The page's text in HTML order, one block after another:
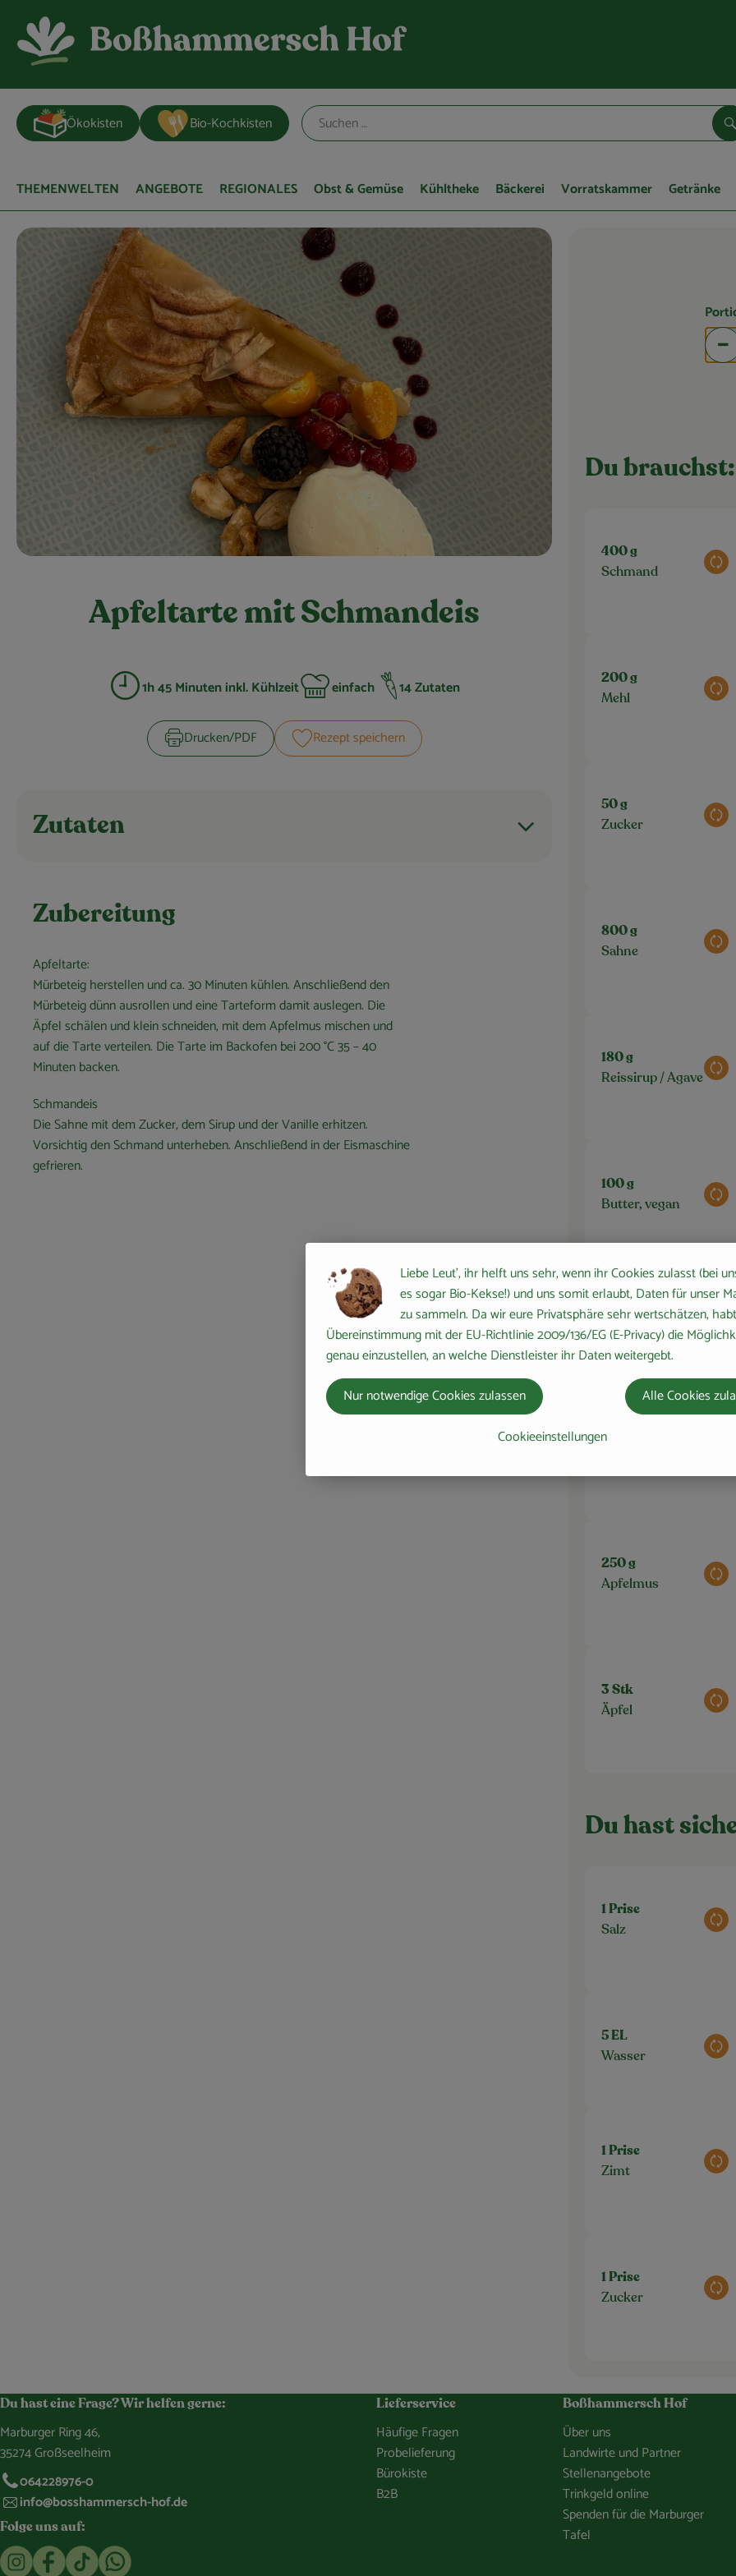
Ökokisten Bio-Kochkisten
THEMENWELTEN ANGEBOTE REGIONALES Obst & Gemüse Kühltheke Bäckerei Vorratskammer Getränke
Apfeltarte mit Schmandeis
Zubreitungszeit:
1h 45 Minuten inkl. KühlzeitSchwierigkeit:
einfach 14 Zutaten
Drucken​/​PDF Rezept speichern
Zutaten
Zubereitung
Apfeltarte:
Mürbeteig herstellen und ca. 30 Minuten kühlen. Anschließend den
Mürbeteig dünn ausrollen und eine Tarteform damit auslegen. Die
Äpfel schälen und klein schneiden, mit dem Apfelmus mischen und
auf die Tarte verteilen. Die Tarte im Backofen bei 200 °C 35 – 40
Minuten backen.
Schmandeis
Die Sahne mit dem Zucker, dem Sirup und der Vanille erhitzen.
Vorsichtig den Schmand unterheben. Anschließend in der Eismaschine
gefrieren.
Du brauchst:
400 g
Schmand
200 g
Mehl
50 g
Zucker
800 g
Sahne
180 g
Reissirup / Agave
100 g
Butter, vegan
220 g
Zucker
0.5 Stk
250 g
Apfelmus
3 Stk
Äpfel
Du hast
1 Prise
Salz
5 EL
Wasser
1 Prise
Zimt
1 Prise
Zucker
Du hast eine Frage? Wir helfen gerne:
Marburger Ring 46,
35274 Großseelheim
064228976-0
info@bosshammersch-hof.de
Folge uns auf:
Externer Link zu https://www.instagram.com/bosshammerschhof/
Externer Link zu https://www.facebook.com/Oekokiste.Bosshammersch.Hof
Externer Link zu https://www.tiktok.com/@bosshammersch_hof
Externer Link zu https://whatsapp.com/channel/0029VbCaDbdJUM2iLBJEiG1n
Lieferservice
Häufige Fragen
Probelieferung
Bürokiste
B2B
Boßhammersch Hof
Über uns
Landwirte und Partner
Stellenangebote
Trinkgeld online
Spenden für die Marburger
Tafel
Liebe Leut', ihr helft uns sehr, wenn ihr Cookies zulasst (bei
es sogar Bio-Kekse!) und uns somit erlaubt, Daten für unser
zu sammeln. Da wir eure Privatsphäre sehr wertschätzen,
Übereinstimmung mit der EU-Richtlinie 2009/136/EG (E-Privacy) die
genau einzustellen, an welche Dienstleister ihr Daten weitergebt.
Cookieeinstellungen
Nur notwendige Cookies zulassen Alle Cookies